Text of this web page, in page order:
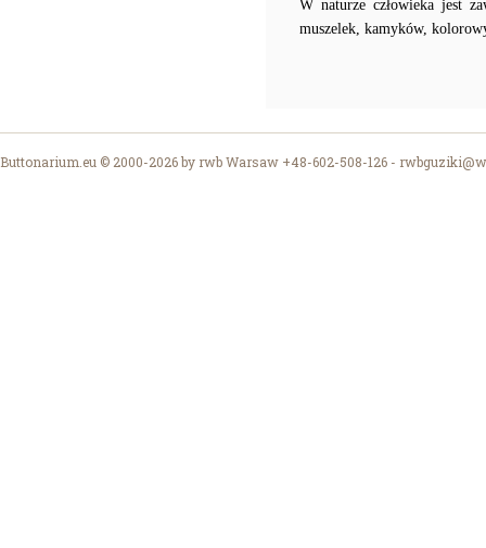
W naturze człowieka jest
muszelek, kamyków,
Buttonarium.eu © 2000-2026 by rwb Warsaw +48-602-508-126 -